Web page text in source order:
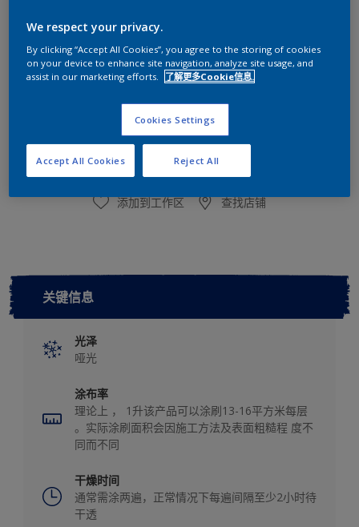
5升 18升
计算
添加到工作区 查找店铺
关键信息
光泽
哑光
涂布率
理论上 ， 1升该产品可以涂刷13-16平方米每层
。实际涂刷面积会因施工方法及表面粗糙程 度不
同而不同
干燥时间
通常需涂两遍，正常情况下每遍间隔至少2小时待
干透
We respect your privacy.
By clicking “Accept All Cookies”, you agree to the storing of cookies
on your device to enhance site navigation, analyze site usage, and
assist in our marketing efforts.
了解更多Cookie信息.
Cookies Settings
Reject All
Accept All Cookies